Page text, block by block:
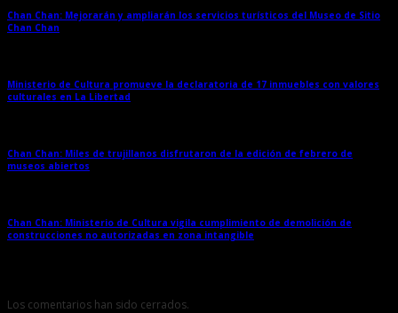
Chan Chan: Mejorarán y ampliarán los servicios turísticos del Museo de Sitio
Chan Chan
Ministerio de Cultura promueve la declaratoria de 17 inmuebles con valores
culturales en La Libertad
Chan Chan: Miles de trujillanos disfrutaron de la edición de febrero de
museos abiertos
Chan Chan: Ministerio de Cultura vigila cumplimiento de demolición de
construcciones no autorizadas en zona intangible
Los comentarios han sido cerrados.